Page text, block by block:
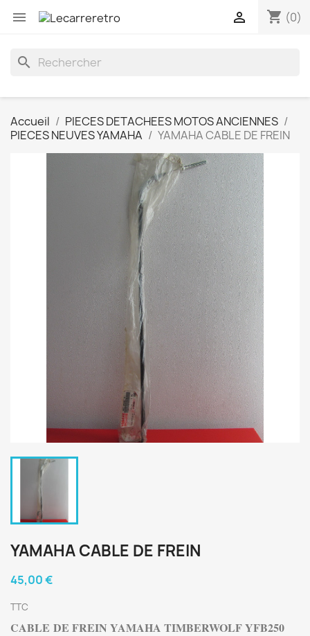
 shopping_cart (0)

search
Accueil
PIECES DETACHEES MOTOS ANCIENNES
PIECES NEUVES YAMAHA
YAMAHA CABLE DE FREIN
YAMAHA CABLE DE FREIN
45,00 €
TTC
CABLE DE FREIN YAMAHA TIMBERWOLF YFB250